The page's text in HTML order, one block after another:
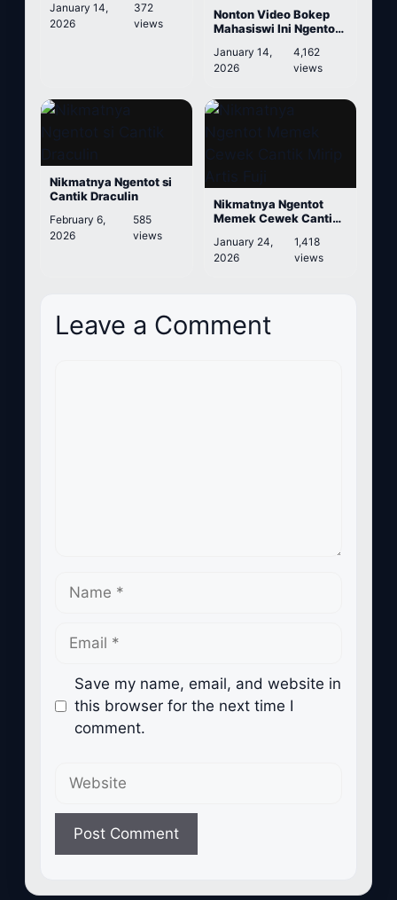
January 14,
2026
372
views
Nonton Video Bokep
Mahasiswi Ini Ngentot
Pacarnya
January 14,
2026
4,162
views
Nikmatnya Ngentot si
Cantik Draculin
February 6,
2026
585
views
Nikmatnya Ngentot
Memek Cewek Cantik
January 24,
2026
1,418
views
Leave a Comment
Name
Email
Save my name, email, and website in
this browser for the next time I
comment.